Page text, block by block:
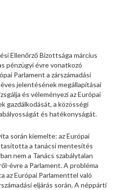
Ellenőrző Bizottsága március
pénzügyi évre vonatkozó
Parlament a zárszámadási
jelentésének megállapításai
és véleményezi az Európai
gazdálkodását, a közösségi
és hatékonyságát.
során kiemelte: az Európai
a tanácsi mentesítés
nem a Tanács szabálytalan
évre a Parlament. A probléma
az Európai Parlamenttel való
eljárás során. A néppárti